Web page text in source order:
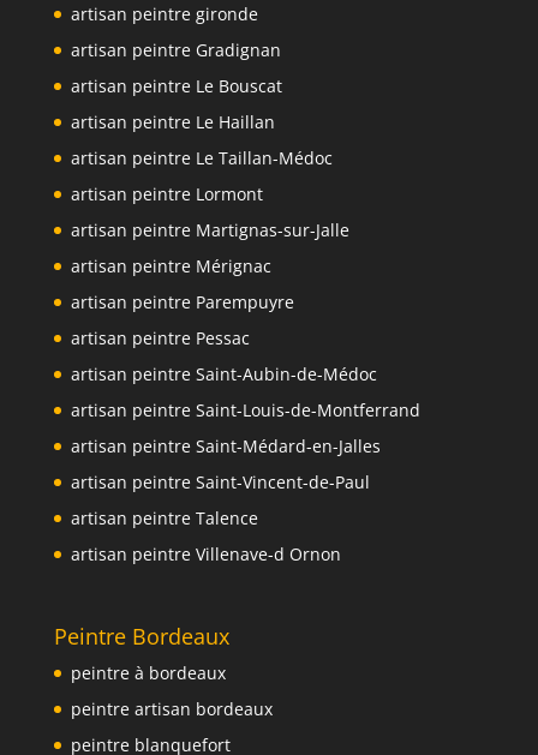
artisan peintre gironde
artisan peintre Gradignan
artisan peintre Le Bouscat
artisan peintre Le Haillan
artisan peintre Le Taillan-Médoc
artisan peintre Lormont
artisan peintre Martignas-sur-Jalle
artisan peintre Mérignac
artisan peintre Parempuyre
artisan peintre Pessac
artisan peintre Saint-Aubin-de-Médoc
artisan peintre Saint-Louis-de-Montferrand
artisan peintre Saint-Médard-en-Jalles
artisan peintre Saint-Vincent-de-Paul
artisan peintre Talence
artisan peintre Villenave-d Ornon
Peintre Bordeaux
peintre à bordeaux
peintre artisan bordeaux
peintre blanquefort